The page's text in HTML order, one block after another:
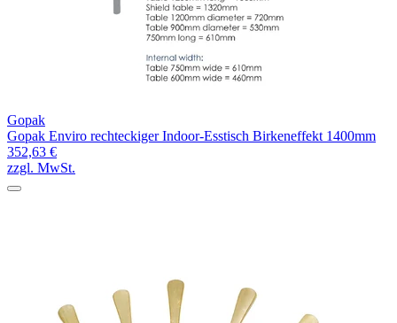
Gopak
Gopak Enviro rechteckiger Indoor-Esstisch Birkeneffekt 1400mm
352,63 €
zzgl. MwSt.